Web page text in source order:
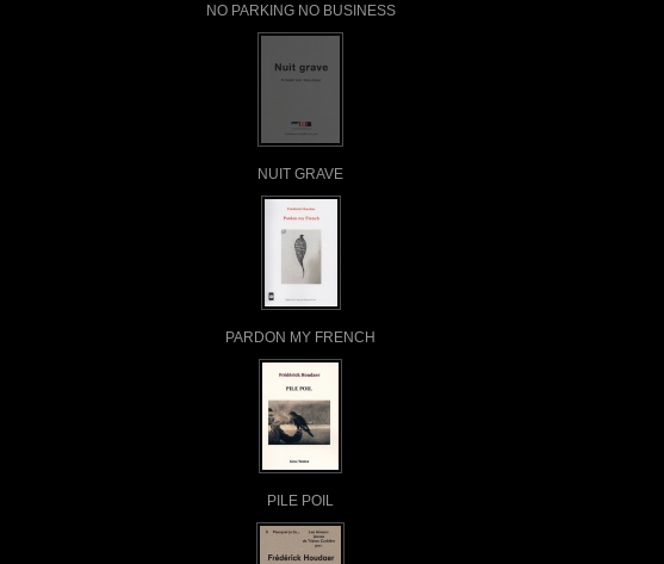
NO PARKING NO BUSINESS
NUIT GRAVE
PARDON MY FRENCH
PILE POIL